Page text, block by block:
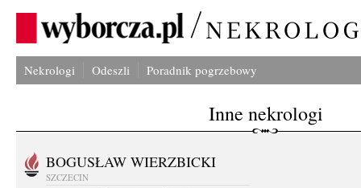
Nekrologi Odeszli Poradnik pogrzebowy
Inne nekrologi
BOGUSŁAW WIERZBICKI
SZCZECIN